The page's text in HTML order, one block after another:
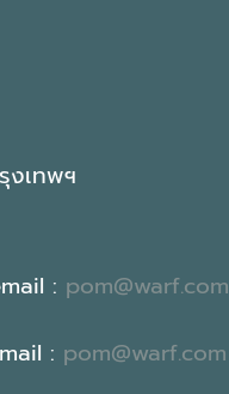
งเทพฯ
: pom@warf.com
: pom@warf.com